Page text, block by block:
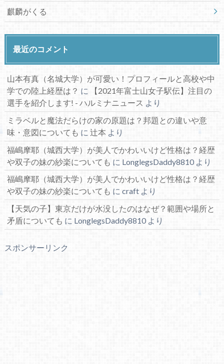
麒麟がくる
最近のコメント
山本有真（名城大学）が可愛い！プロフィールと高校や中
学での陸上経歴は？ に
【2021年富士山女子駅伝】注目の
選手を紹介します! - ハルミナニュース より
ミラベルと魔法だらけの家の原題は？邦題との違いや意
味・意図についても に 辻本 より
福嶋摩耶（城西大学）が美人でかわいいけど性格は？経歴
や双子の妹の紗楽についても に LonglegsDaddy8810より
福嶋摩耶（城西大学）が美人でかわいいけど性格は？経歴
や双子の妹の紗楽についても に craftより
【天気の子】東京だけが水没したのはなぜ？範囲や場所と
矛盾についても に LonglegsDaddy8810より
スポンサーリンク